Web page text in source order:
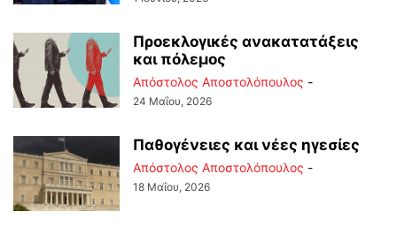
Προεκλογικές ανακατατάξεις
και πόλεμος
Απόστολος Αποστολόπουλος -
24 Μαΐου, 2026
Παθογένειες και νέες ηγεσίες
Απόστολος Αποστολόπουλος -
18 Μαΐου, 2026